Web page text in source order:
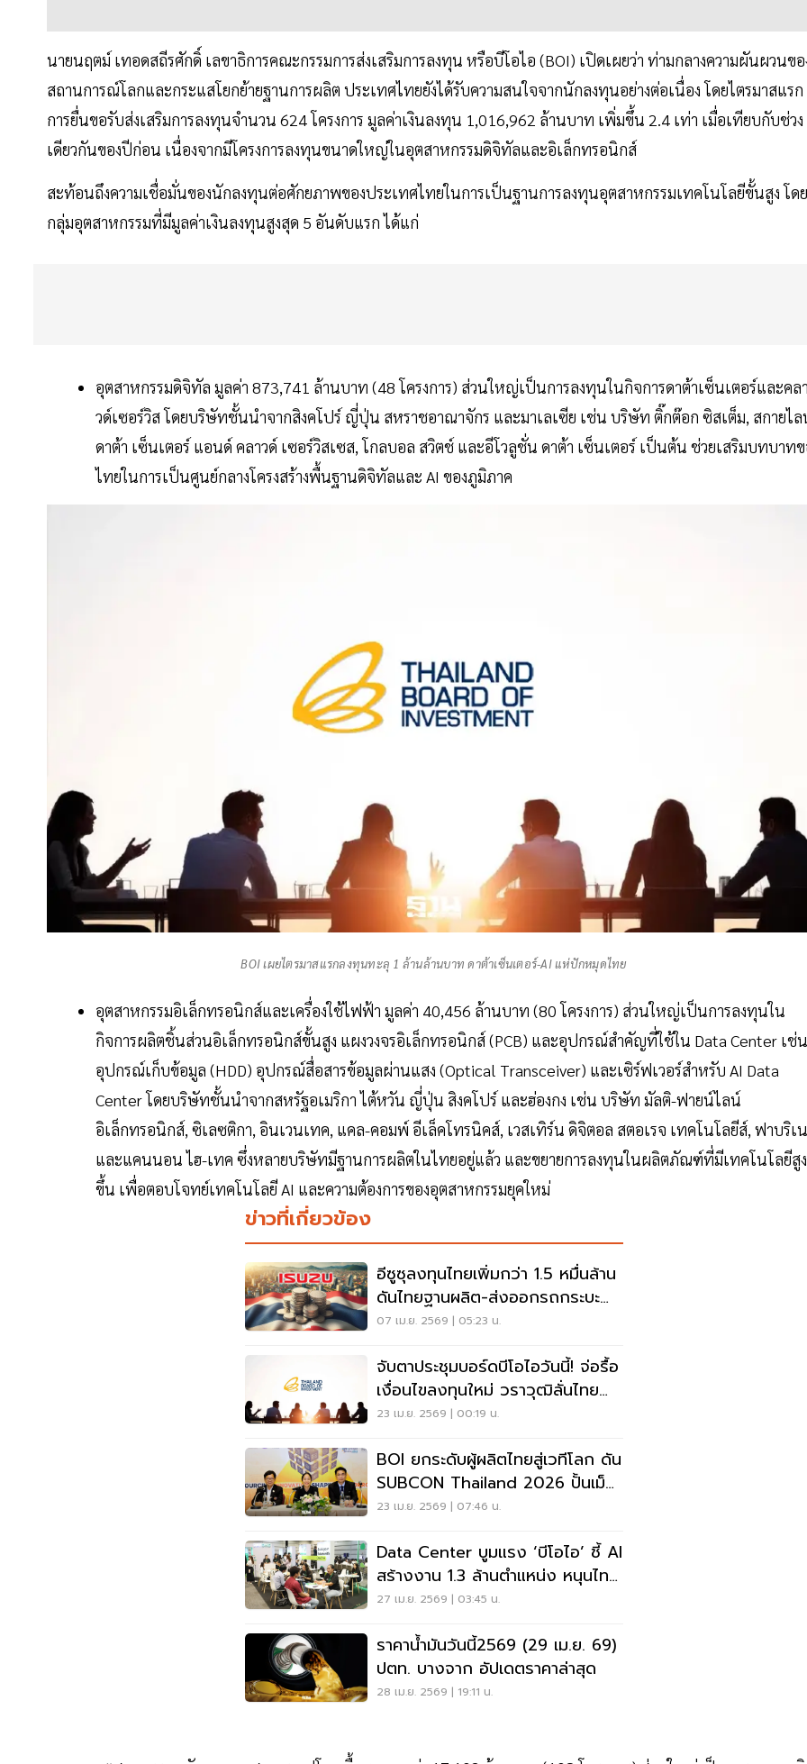
นายนฤตม์ เทอดสถีรศักดิ์ เลขาธิการคณะกรรมการส่งเสริมการลงทุน หรือบีโอไอ (BOI) เปิดเผยว่า ท่ามกลางความผันผวนขอ
สถานการณ์โลกและกระแสโยกย้ายฐานการผลิต ประเทศไทยยังได้รับความสนใจจากนักลงทุนอย่างต่อเนื่อง โดยไตรมาสแรก
การยื่นขอรับส่งเสริมการลงทุนจำนวน 624 โครงการ มูลค่าเงินลงทุน 1,016,962 ล้านบาท เพิ่มขึ้น 2.4 เท่า เมื่อเทียบกับช่วง
เดียวกันของปีก่อน เนื่องจากมีโครงการลงทุนขนาดใหญ่ในอุตสาหกรรมดิจิทัลและอิเล็กทรอนิกส์
สะท้อนถึงความเชื่อมั่นของนักลงทุนต่อศักยภาพของประเทศไทยในการเป็นฐานการลงทุนอุตสาหกรรมเทคโนโลยีขั้นสูง โดย
กลุ่มอุตสาหกรรมที่มีมูลค่าเงินลงทุนสูงสุด 5 อันดับแรก ได้แก่
อุตสาหกรรมดิจิทัล มูลค่า 873,741 ล้านบาท (48 โครงการ) ส่วนใหญ่เป็นการลงทุนในกิจการดาต้าเซ็นเตอร์และคล
วด์เซอร์วิส โดยบริษัทชั้นนำจากสิงคโปร์ ญี่ปุ่น สหราชอาณาจักร และมาเลเซีย เช่น บริษัท ติ๊กต๊อก ซิสเต็ม, สกายไ
ดาต้า เซ็นเตอร์ แอนด์ คลาวด์ เซอร์วิสเซส, โกลบอล สวิตช์ และอีโวลูชั่น ดาต้า เซ็นเตอร์ เป็นต้น ช่วยเสริมบทบาท
ไทยในการเป็นศูนย์กลางโครงสร้างพื้นฐานดิจิทัลและ AI ของภูมิภาค
BOI เผยไตรมาสแรกลงทุนทะลุ 1 ล้านล้านบาท ดาต้าเซ็นเตอร์-AI แห่ปักหมุดไทย
อุตสาหกรรมอิเล็กทรอนิกส์และเครื่องใช้ไฟฟ้า มูลค่า 40,456 ล้านบาท (80 โครงการ) ส่วนใหญ่เป็นการลงทุนใน
กิจการผลิตชิ้นส่วนอิเล็กทรอนิกส์ขั้นสูง แผงวงจรอิเล็กทรอนิกส์ (PCB) และอุปกรณ์สำคัญที่ใช้ใน Data Center เช่น
อุปกรณ์เก็บข้อมูล (HDD) อุปกรณ์สื่อสารข้อมูลผ่านแสง (Optical Transceiver) และเซิร์ฟเวอร์สำหรับ AI Data
Center โดยบริษัทชั้นนำจากสหรัฐอเมริกา ไต้หวัน ญี่ปุ่น สิงคโปร์ และฮ่องกง เช่น บริษัท มัลติ-ฟายน์ไลน์
อิเล็กทรอนิกส์, ซิเลซติกา, อินเวนเทค, แคล-คอมพ์ อีเล็คโทรนิคส์, เวสเทิร์น ดิจิตอล สตอเรจ เทคโนโลยีส์, ฟาบริเ
และแคนนอน ไฮ-เทค ซึ่งหลายบริษัทมีฐานการผลิตในไทยอยู่แล้ว และขยายการลงทุนในผลิตภัณฑ์ที่มีเทคโนโลยีสูง
ขึ้น เพื่อตอบโจทย์เทคโนโลยี AI และความต้องการของอุตสาหกรรมยุคใหม่
ข่าวที่เกี่ยวข้อง
อีซูซุลงทุนไทยเพิ่มกว่า 1.5 หมื่นล้าน
ดันไทยฐานผลิต-ส่งออกรถกระบะ
ระดับโลก
07 เม.ย. 2569 | 05:23 น.
จับตาประชุมบอร์ดบีโอไอวันนี้! จ่อรื้อ
เงื่อนไขลงทุนใหม่ วราวุฒิลั่นไทย
ต้องได้มากกว่าที่เสีย
23 เม.ย. 2569 | 00:19 น.
BOI ยกระดับผู้ผลิตไทยสู่เวทีโลก ดัน
SUBCON Thailand 2026 ปั้นเม็ด
เงิน 2.4 หมื่นล้าน
23 เม.ย. 2569 | 07:46 น.
Data Center บูมแรง ‘บีโอไอ’ ชี้ AI
สร้างงาน 1.3 ล้านตำแหน่ง หนุนไทย
เร่งปั้นคน
27 เม.ย. 2569 | 03:45 น.
ราคาน้ำมันวันนี้2569 (29 เม.ย. 69)
ปตท. บางจาก อัปเดตราคาล่าสุด
28 เม.ย. 2569 | 19:11 น.